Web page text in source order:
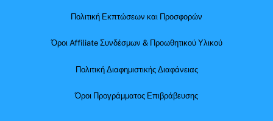
Πολιτική Εκπτώσεων και Προσφορών
Όροι Affiliate Συνδέσμων & Προωθητικού Υλικού
Πολιτική Διαφημιστικής Διαφάνειας
Όροι Προγράμματος Επιβράβευσης